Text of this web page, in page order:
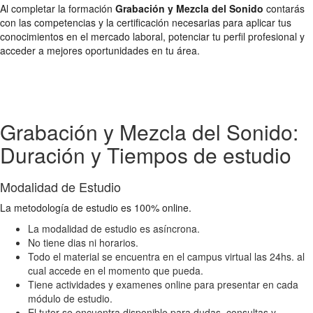
Al completar la formación Grabación y Mezcla del Sonido contarás
con las competencias y la certificación necesarias para aplicar tus
conocimientos en el mercado laboral, potenciar tu perfil profesional y
acceder a mejores oportunidades en tu área.
Grabación y Mezcla del Sonido:
Duración y Tiempos de estudio
Modalidad de Estudio
La metodología de estudio es 100% online.
La modalidad de estudio es asíncrona.
No tiene dias ni horarios.
Todo el material se encuentra en el campus virtual las 24hs. al
cual accede en el momento que pueda.
Tiene actividades y examenes online para presentar en cada
módulo de estudio.